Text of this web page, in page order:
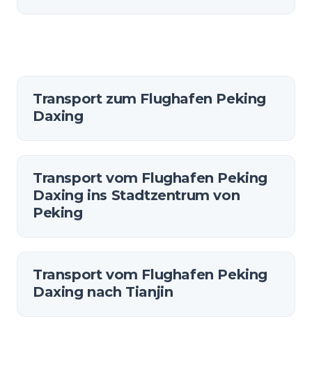
Transport zum Flughafen Peking
Daxing
Transport vom Flughafen Peking
Daxing ins Stadtzentrum von
Peking
Transport vom Flughafen Peking
Daxing nach Tianjin